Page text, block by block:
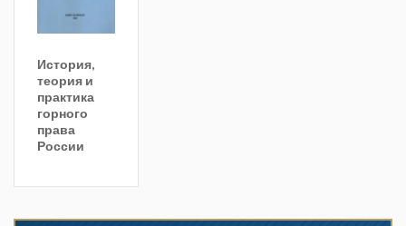
История,
теория и
практика
горного
права
России